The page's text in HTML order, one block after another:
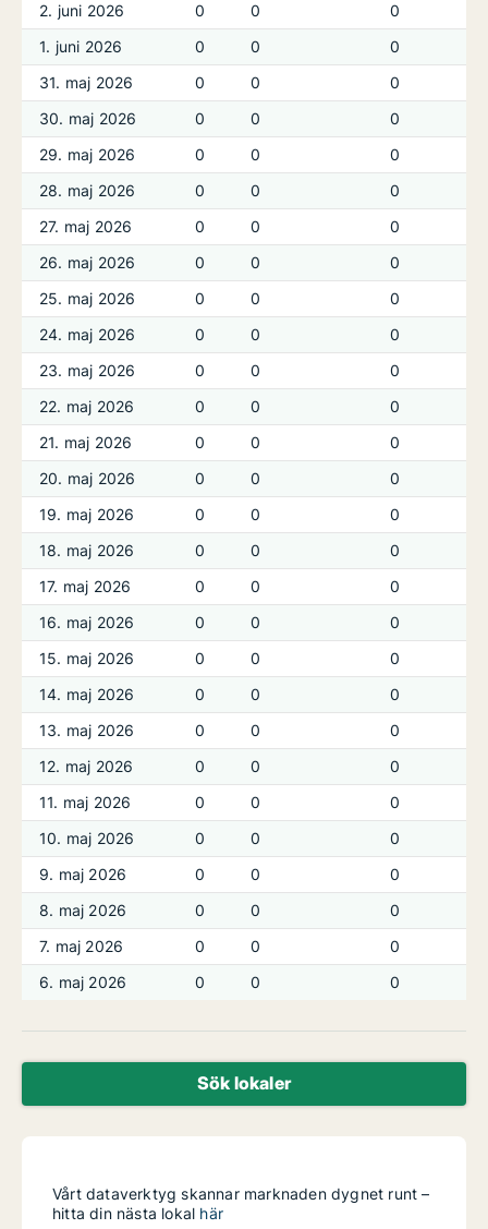
2. juni 2026
0 0
0
1. juni 2026
0 0
0
31. maj 2026
0 0
0
30. maj 2026
0 0
0
29. maj 2026
0 0
0
28. maj 2026
0 0
0
27. maj 2026
0 0
0
26. maj 2026
0 0
0
25. maj 2026
0 0
0
24. maj 2026
0 0
0
23. maj 2026
0 0
0
22. maj 2026
0 0
0
21. maj 2026
0 0
0
20. maj 2026
0 0
0
19. maj 2026
0 0
0
18. maj 2026
0 0
0
17. maj 2026
0 0
0
16. maj 2026
0 0
0
15. maj 2026
0 0
0
14. maj 2026
0 0
0
13. maj 2026
0 0
0
12. maj 2026
0 0
0
11. maj 2026
0 0
0
10. maj 2026
0 0
0
9. maj 2026
0 0
0
8. maj 2026
0 0
0
7. maj 2026
0 0
0
6. maj 2026
0 0 0
Sök lokaler
Vårt dataverktyg skannar marknaden dygnet runt –
hitta din nästa lokal här